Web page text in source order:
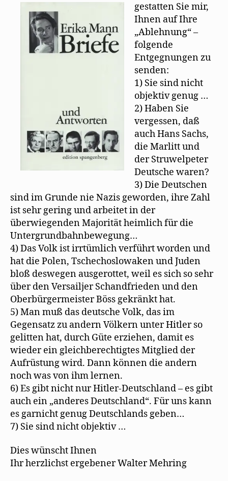
gestatten Sie mir,
Ihnen auf Ihre
„Ablehnung“ –
folgende
Entgegnungen zu
senden:
1) Sie sind nicht
objektiv genug …
2) Haben Sie
vergessen, daß
auch Hans Sachs,
die Marlitt und
der Struwelpeter
Deutsche waren?
3) Die Deutschen
sind im Grunde nie Nazis geworden, ihre Zahl
ist sehr gering und arbeitet in der
überwiegenden Majorität heimlich für die
Untergrundbahnbewegung…
4) Das Volk ist irrtümlich verführt worden und
hat die Polen, Tschechoslowaken und Juden
bloß deswegen ausgerottet, weil es sich so sehr
über den Versailjer Schandfrieden und den
Oberbürgermeister Böss gekränkt hat.
5) Man muß das deutsche Volk, das im
Gegensatz zu andern Völkern unter Hitler so
gelitten hat, durch Güte erziehen, damit es
wieder ein gleichberechtigtes Mitglied der
Aufrüstung wird. Dann können die andern
noch was von ihm lernen.
6) Es gibt nicht nur Hitler-Deutschland – es gibt
auch ein „anderes Deutschland“. Für uns kann
es garnicht genug Deutschlands geben…
7) Sie sind nicht objektiv …
Dies wünscht Ihnen
Ihr herzlichst ergebener Walter Mehring